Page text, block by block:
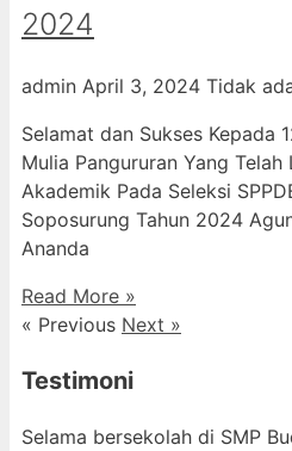
2024
admin April 3, 2024 Tidak
Selamat dan Sukses Kepada
Mulia Pangururan Yang Telah
Akademik Pada Seleksi
Soposurung Tahun 2024
⁠Ananda
Read More »
« Previous Next »
Testimoni
Selama bersekolah di SMP